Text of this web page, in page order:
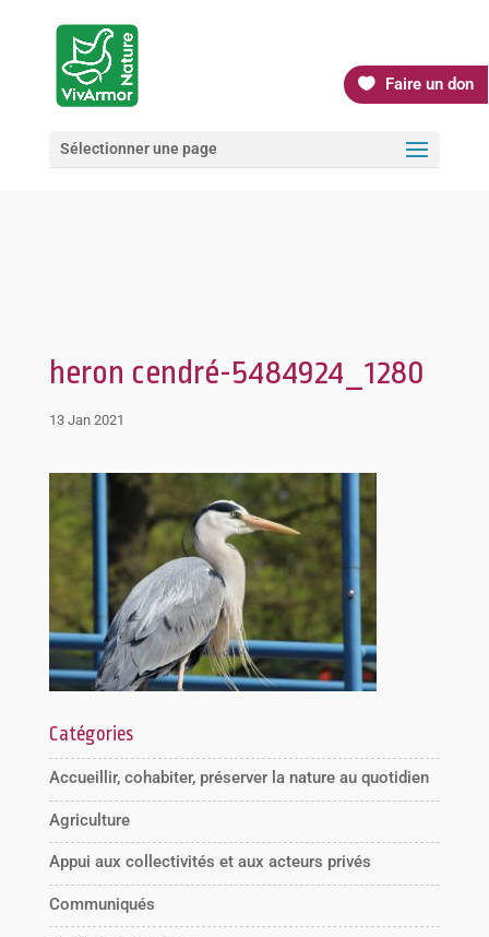
Faire un don
Sélectionner une page
heron cendré-5484924_1280
13 Jan 2021
Catégories
Accueillir, cohabiter, préserver la nature au quotidien
Agriculture
Appui aux collectivités et aux acteurs privés
Communiqués